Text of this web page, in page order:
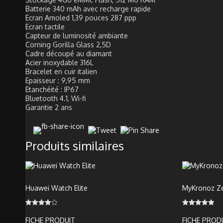
Batterie 340 mAh avec recharge rapide
Ecran Amoled 1,39 pouces 287 ppp
Ecran tactile
Capteur de luminosité ambiante
Corning Gorilla Glass 2,5D
Cadre découpé au diamant
Acier inoxydable 316L
Bracelet en cuir italien
Epaisseur : 9,95 mm
Etanchéité : IP67
Bluetooth 4.1, Wi-fi
Garantie 2 ans
Produits similaires
Huawei Watch Elite
4.00
FICHE PRODUIT
MyKronoz
5.00
FICHE